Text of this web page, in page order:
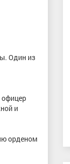
Один из
офицер
и
орденом